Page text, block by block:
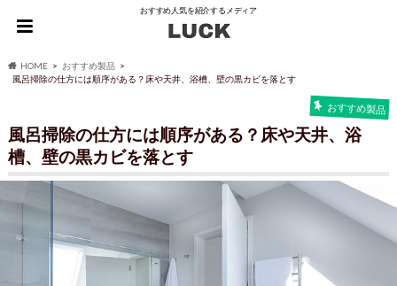
おすすめ人気を紹介するメディア
HOME
おすすめ製品
風呂掃除の仕方には順序がある？床や天井、浴槽、壁の黒カビを落とす
おすすめ製品
風呂掃除の仕方には順序がある？床や天井、浴
槽、壁の黒カビを落とす